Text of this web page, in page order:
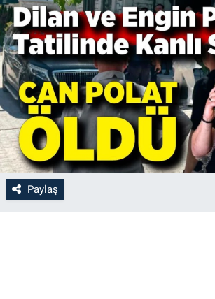
Paylaş